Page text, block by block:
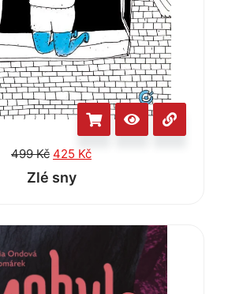
499Kč 425 Kč
Zlé sny